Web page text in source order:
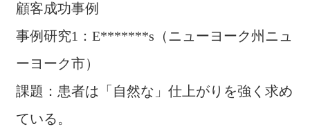
顧客成功事例
事例研究1：E*******s（ニューヨーク州ニュ
ーヨーク市）
課題：患者は「自然な」仕上がりを強く求め
ている。